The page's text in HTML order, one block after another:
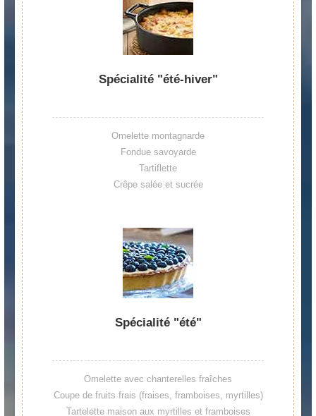
Spécialité "été-hiver"
Omelette montagnarde
Fondue savoyarde
Tartiflette
Crêpe salée et sucrée
Spécialité "été"
Omelette avec chanterelles fraîches
Coupe de fruits frais (fraises, framboises, myrtilles)
Tartelette maison aux myrtilles et framboises